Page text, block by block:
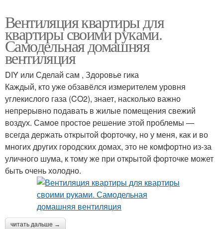
Вентиляция квартиры для
квартиры своими руками.
Самодельная домашняя
вентиляция
DIY или Сделай сам , Здоровье гика
Каждый, кто уже обзавёлся измерителем уровня
углекислого газа (CO2), знает, насколько важно
непрерывно подавать в жилые помещения свежий
воздух. Самое простое решение этой проблемы —
всегда держать открытой форточку, но у меня, как и во
многих других городских домах, это не комфортно из-за
уличного шума, к тому же при открытой форточке может
быть очень холодно.
читать дальше →